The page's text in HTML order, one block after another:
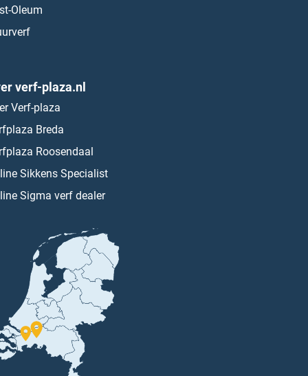
Oleum
verf-plaza.nl
Verf-plaza
Breda
Roosendaal
Sikkens Specialist
Sigma verf dealer